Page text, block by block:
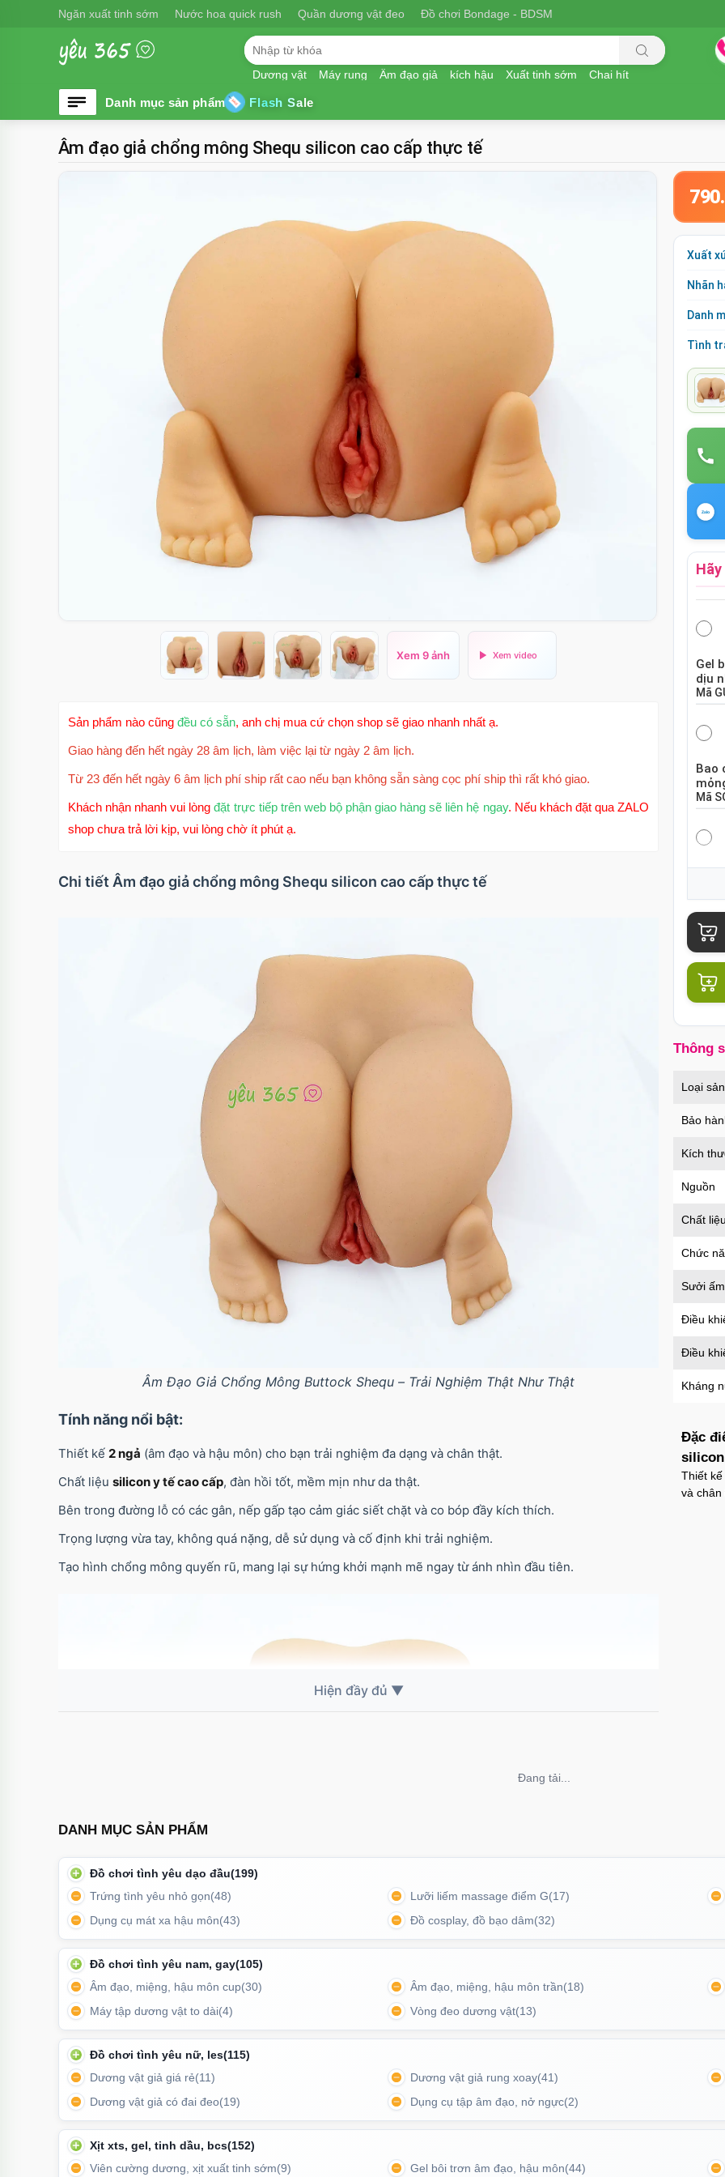
Ngăn xuất tinh sớm Nước hoa quick rush Quần dương vật đeo Đồ chơi Bondage - BDSM
Dương vật Máy rung Âm đạo giả kích hậu Xuất tinh sớm Chai hít
Flash Sale
Âm đạo giả chổng mông Shequ silicon cao cấp thực tế
Xem 9 ảnh
Xuất
Nhãn
Danh
Tình
Gel
dịu
Mã
Bao
Mã
Mã
Bao
Mã
Củ
an
Thông
Loại
Bảo
Kích
Nguồn
Chất liệu
Chức
Sưởi ấm
Điều
Điều
Kháng
Đặc
Thiết
và chân
Sản phẩm nào cũng đều có sẵn, anh chị mua cứ chọn shop sẽ giao nhanh nhất ạ.
Giao hàng đến hết ngày 28 âm lịch, làm việc lại từ ngày 2 âm lịch.
Từ 23 đến hết ngày 6 âm lịch phí ship rất cao nếu bạn không sẵn sàng cọc phí ship thì rất khó giao.
Khách nhận nhanh vui lòngđặt trực tiếp trên web bộ phận giao hàng sẽ liên hệ ngay. Nếu khách đặt qua ZALO
shop chưa trả lời kịp, vui lòng chờ ít phút ạ.
Chi tiết Âm đạo giả chổng mông Shequ silicon cao cấp thực tế
Âm Đạo Giả Chổng Mông Buttock Shequ – Trải Nghiệm Thật Như Thật
Tính năng nổi bật:
Thiết kế 2 ngả (âm đạo và hậu môn) cho bạn trải nghiệm đa dạng và chân thật.
Chất liệu silicon y tế cao cấp, đàn hồi tốt, mềm mịn như da thật.
Bên trong đường lỗ có các gân, nếp gấp tạo cảm giác siết chặt và co bóp đầy kích thích.
Trọng lượng vừa tay, không quá nặng, dễ sử dụng và cố định khi trải nghiệm.
Tạo hình chổng mông quyến rũ, mang lại sự hứng khởi mạnh mẽ ngay từ ánh nhìn đầu tiên.
Sản phẩm nổi bật với thiết kế 2 ngả (âm đạo & hậu môn) siêu chân thật, mang đến cảm giác co bóp và siết
chặt như trải nghiệm thật.
Cách sử dụng:
Thoa một lượng gel bôi trơn gốc nước vào bên trong trước khi sử dụng để tăng cảm giác mượt mà.
Không thể tải nội dung
DANH MỤC SẢN PHẨM
Đồ chơi tình yêu dạo đầu(199)
Trứng tình yêu nhỏ gọn(48) Lưỡi liếm massage điểm G(17)
Dụng cụ mát xa hậu môn(43) Đồ cosplay, đồ bạo dâm(32)
Đồ chơi tình yêu nam, gay(105)
Âm đạo, miệng, hậu môn cup(30) Âm đạo, miệng, hậu môn trần(18)
Máy tập dương vật to dài(4) Vòng đeo dương vật(13)
Đồ chơi tình yêu nữ, les(115)
Dương vật giả giá rẻ(11) Dương vật giả rung xoay(41)
Dương vật giả có đai đeo(19) Dụng cụ tập âm đạo, nở ngực(2)
Xịt xts, gel, tinh dầu, bcs(152)
Viên cường dương, xịt xuất tinh sớm(9) Gel bôi trơn âm đạo, hậu môn(44)